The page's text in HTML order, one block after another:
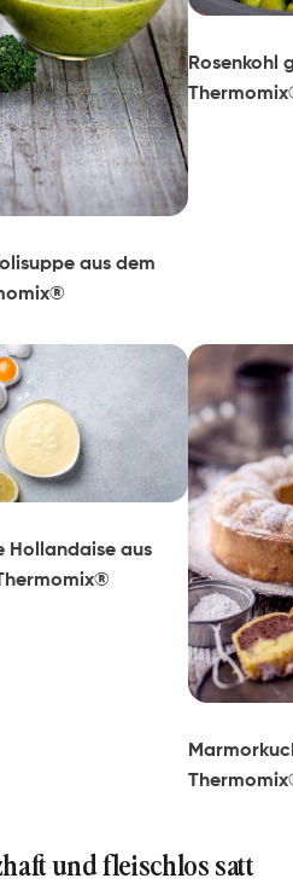
aus dem
Rosenkohl
Hollandaise aus
und fleischlos satt